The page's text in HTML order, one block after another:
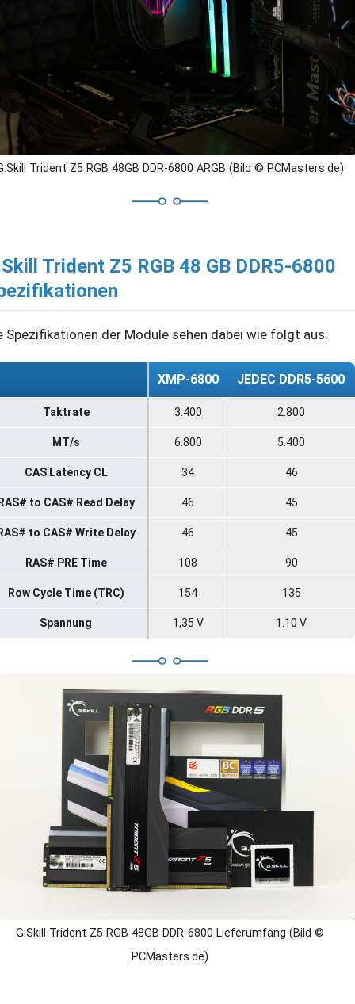
Trident Z5 RGB 48GB DDR-6800 ARGB (Bild © PCMasters.de)
Trident Z5 RGB 48 GB DDR5-6800
Spezifikationen der Module sehen dabei wie folgt aus:
XMP-6800 JEDEC DDR5-5600
Taktrate 3.400 2.800
MT/s 6.800 5.400
CAS Latency CL 34 46
to CAS# Read Delay 46 45
to CAS# Write Delay 46 45
RAS# PRE Time 108 90
Row Cycle Time (TRC) 154 135
Spannung 1,35 V 1.10 V
G.Skill Trident Z5 RGB 48GB DDR-6800 Lieferumfang (Bild ©
PCMasters.de)